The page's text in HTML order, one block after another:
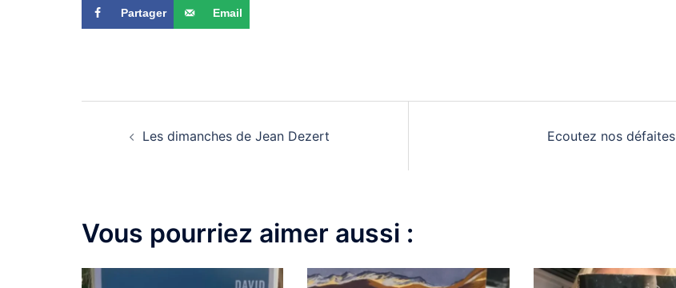
Partager Email
Les dimanches de Jean Dezert Ecoutez nos défaites
Vous pourriez aimer aussi :